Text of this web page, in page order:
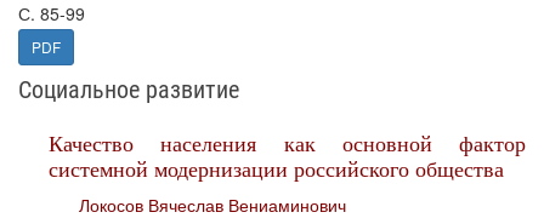
С. 85-99
PDF
Социальное развитие
Качество населения как основной фактор
системной модернизации российского общества
Локосов Вячеслав Вениаминович